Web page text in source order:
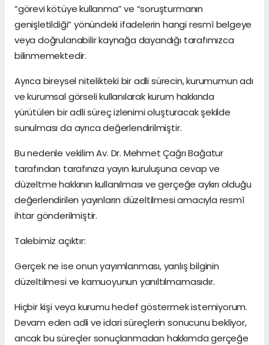
“görevi kötüye kullanma” ve “soruşturmanın
genişletildiği” yönündeki ifadelerin hangi resmî belgeye
veya doğrulanabilir kaynağa dayandığı tarafımızca
bilinmemektedir.
Ayrıca bireysel nitelikteki bir adli sürecin, kurumumun adı
ve kurumsal görseli kullanılarak kurum hakkında
yürütülen bir adli süreç izlenimi oluşturacak şekilde
sunulması da ayrıca değerlendirilmiştir.
Bu nedenle vekilim Av. Dr. Mehmet Çağrı Bağatur
tarafından tarafınıza yayın kuruluşuna cevap ve
düzeltme hakkının kullanılması ve gerçeğe aykırı olduğu
değerlendirilen yayınların düzeltilmesi amacıyla resmî
ihtar gönderilmiştir.
Talebimiz açıktır:
Gerçek ne ise onun yayımlanması, yanlış bilginin
düzeltilmesi ve kamuoyunun yanıltılmamasıdır.
Hiçbir kişi veya kurumu hedef göstermek istemiyorum.
Devam eden adli ve idari süreçlerin sonucunu bekliyor,
ancak bu süreçler sonuçlanmadan hakkımda gerçeğe